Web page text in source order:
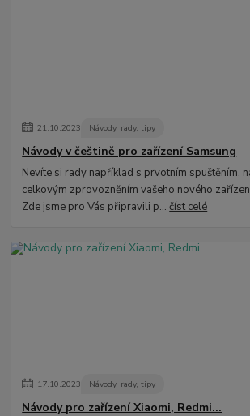
21.10.2023 Návody, rady, tipy
Návody v češtině pro zařízení Samsung
Nevíte si rady například s prvotním spuštěním,
celkovým zprovozněním vašeho nového
Zde jsme pro Vás připravili p...číst celé
17.10.2023 Návody, rady, tipy
Návody pro zařízení Xiaomi, Redmi...